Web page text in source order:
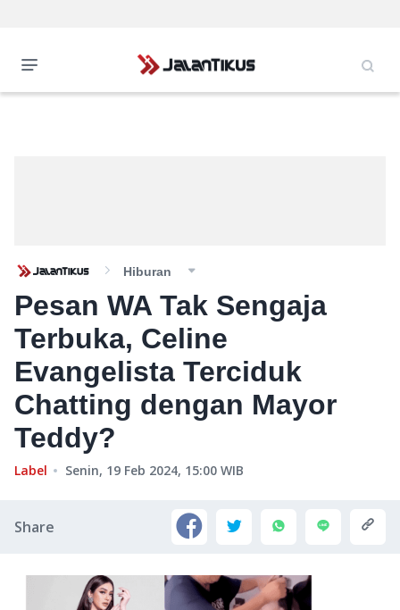
Hiburan
Pesan WA Tak Sengaja
Terbuka, Celine
Evangelista Terciduk
Chatting dengan Mayor
Teddy?
Label Senin, 19 Feb 2024, 15:00 WIB
Share